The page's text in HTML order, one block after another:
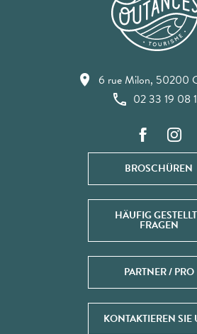
6 rue Milon, 50200
02 33 19 08
BROSCHÜREN
HÄUFIG
FRAGEN
PARTNER / PRO
KONTAKTIEREN SIE